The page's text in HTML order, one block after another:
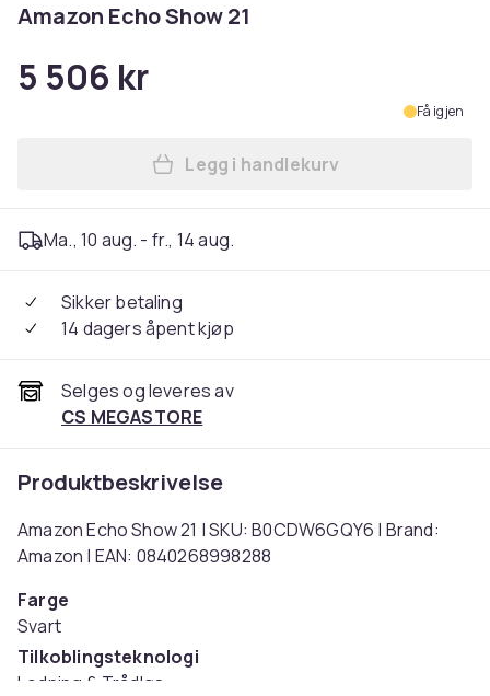
Amazon Echo Show 21
5 506 kr
Få igjen
Legg Amazon Echo Show
Legg i handlekurv
Ma., 10 aug. - fr., 14 aug.
Sikker betaling
14 dagers åpent kjøp
Selges og leveres av
CS MEGASTORE
Produktbeskrivelse
Amazon Echo Show 21 | SKU: B0CDW6GQY6 | Brand:
Amazon | EAN: 0840268998288
Farge
Svart
Tilkoblingsteknologi
Ledning & Trådløs